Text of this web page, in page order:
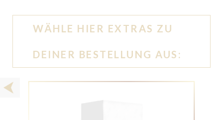
WÄHLE HIER EXTRAS ZU
DEINER BESTELLUNG AUS: